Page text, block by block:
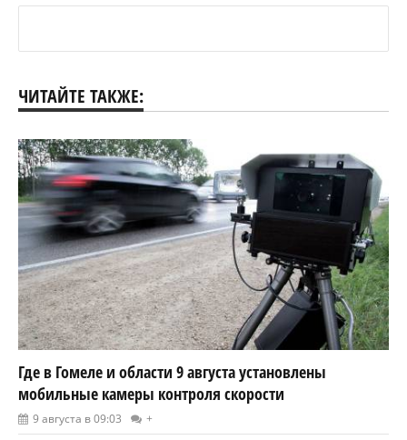
ЧИТАЙТЕ ТАКЖЕ:
Где в Гомеле и области 9 августа установлены
мобильные камеры контроля скорости
9 августа в 09:03 +